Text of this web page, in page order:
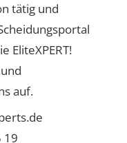
tätig und
EliteXPERT!
auf.
19